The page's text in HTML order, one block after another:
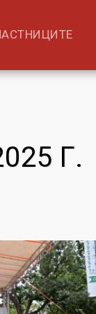
Г.